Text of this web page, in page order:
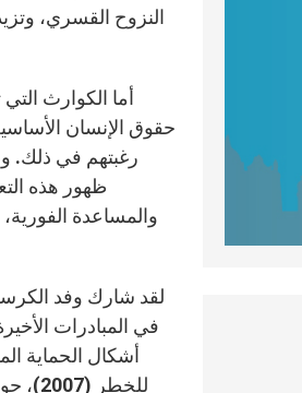
النزوح القسري،
حقوق الإنسان
رغبتهم في ذلك.
ظهور هذه
والمساعدة
لقد شارك وفد
في المبادرات